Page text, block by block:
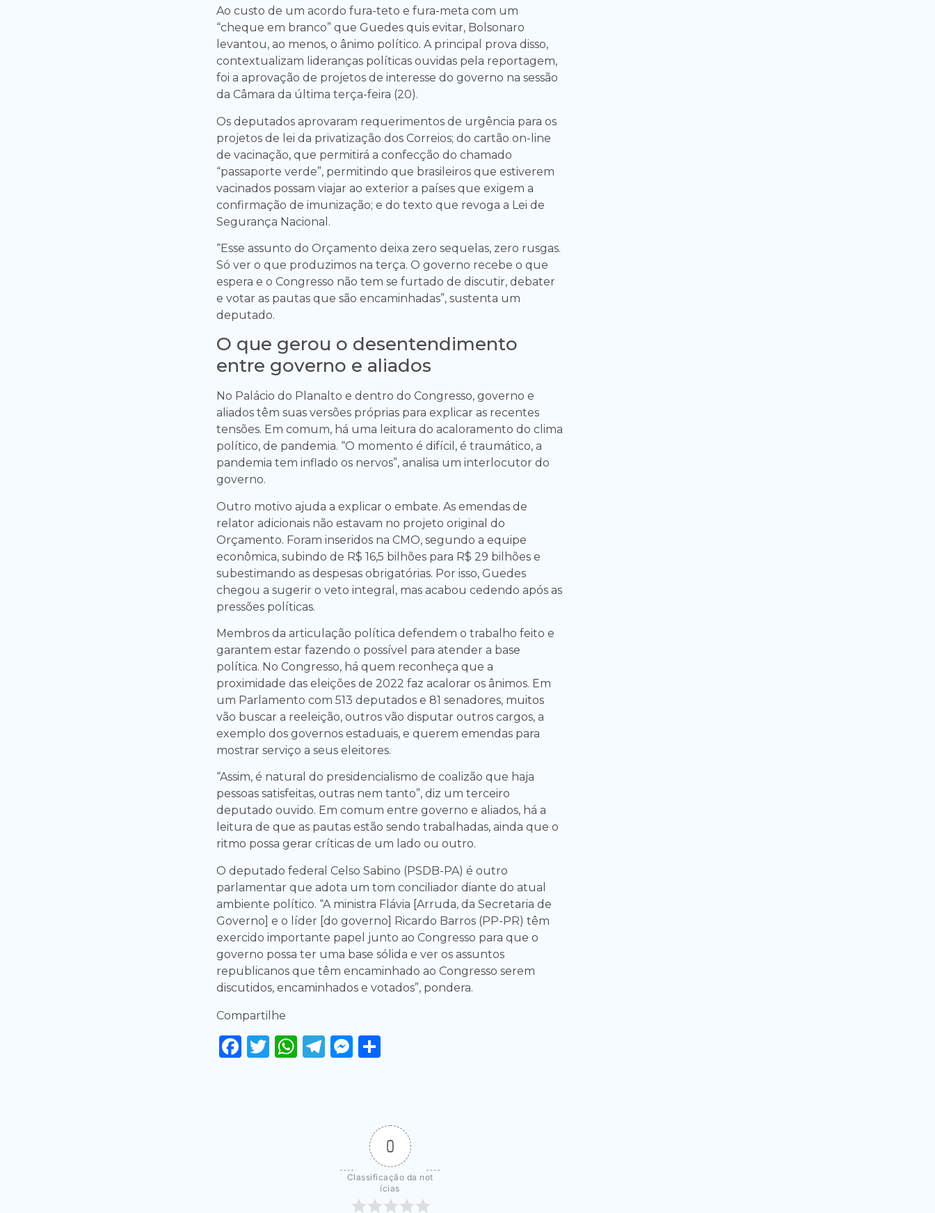
Ao custo de um acordo fura-teto e fura-meta com um
“cheque em branco” que Guedes quis evitar, Bolsonaro
levantou, ao menos, o ânimo político. A principal prova disso,
contextualizam lideranças políticas ouvidas pela reportagem,
foi a aprovação de projetos de interesse do governo na sessão
da Câmara da última terça-feira (20).
Os deputados aprovaram requerimentos de urgência para os
projetos de lei da privatização dos Correios; do cartão on-line
de vacinação, que permitirá a confecção do chamado
“passaporte verde”, permitindo que brasileiros que estiverem
vacinados possam viajar ao exterior a países que exigem a
confirmação de imunização; e do texto que revoga a Lei de
Segurança Nacional.
“Esse assunto do Orçamento deixa zero sequelas, zero rusgas.
Só ver o que produzimos na terça. O governo recebe o que
espera e o Congresso não tem se furtado de discutir, debater
e votar as pautas que são encaminhadas”, sustenta um
deputado.
O que gerou o desentendimento
entre governo e aliados
No Palácio do Planalto e dentro do Congresso, governo e
aliados têm suas versões próprias para explicar as recentes
tensões. Em comum, há uma leitura do acaloramento do clima
político, de pandemia. “O momento é difícil, é traumático, a
pandemia tem inflado os nervos”, analisa um interlocutor do
governo.
Outro motivo ajuda a explicar o embate. As emendas de
relator adicionais não estavam no projeto original do
Orçamento. Foram inseridos na CMO, segundo a equipe
econômica, subindo de R$ 16,5 bilhões para R$ 29 bilhões e
subestimando as despesas obrigatórias. Por isso, Guedes
chegou a sugerir o veto integral, mas acabou cedendo após as
pressões políticas.
Membros da articulação política defendem o trabalho feito e
garantem estar fazendo o possível para atender a base
política. No Congresso, há quem reconheça que a
proximidade das eleições de 2022 faz acalorar os ânimos. Em
um Parlamento com 513 deputados e 81 senadores, muitos
vão buscar a reeleição, outros vão disputar outros cargos, a
exemplo dos governos estaduais, e querem emendas para
mostrar serviço a seus eleitores.
“Assim, é natural do presidencialismo de coalizão que haja
pessoas satisfeitas, outras nem tanto”, diz um terceiro
deputado ouvido. Em comum entre governo e aliados, há a
leitura de que as pautas estão sendo trabalhadas, ainda que o
ritmo possa gerar críticas de um lado ou outro.
O deputado federal Celso Sabino (PSDB-PA) é outro
parlamentar que adota um tom conciliador diante do atual
ambiente político. “A ministra Flávia [Arruda, da Secretaria de
Governo] e o líder [do governo] Ricardo Barros (PP-PR) têm
exercido importante papel junto ao Congresso para que o
governo possa ter uma base sólida e ver os assuntos
republicanos que têm encaminhado ao Congresso serem
discutidos, encaminhados e votados”, pondera.
Compartilhe
Facebook
Twitter
WhatsApp
Telegram
Messenger
0
Classificação da not
ícias